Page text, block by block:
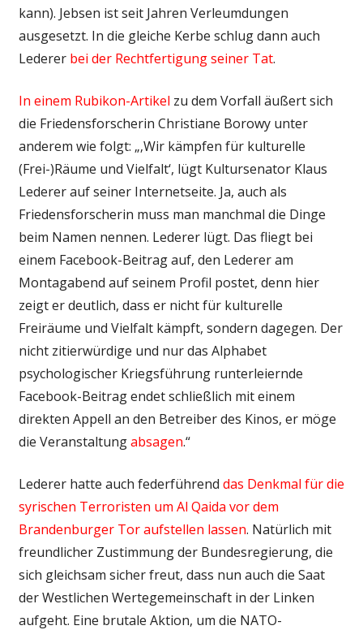
kann). Jebsen ist seit Jahren Verleumdungen
ausgesetzt. In die gleiche Kerbe schlug dann auch
Lederer bei der Rechtfertigung seiner Tat.
In einem Rubikon-Artikel zu dem Vorfall äußert sich
die Friedensforscherin Christiane Borowy unter
anderem wie folgt: „‚Wir kämpfen für kulturelle
(Frei-)Räume und Vielfalt‘, lügt Kultursenator Klaus
Lederer auf seiner Internetseite. Ja, auch als
Friedensforscherin muss man manchmal die Dinge
beim Namen nennen. Lederer lügt. Das fliegt bei
einem Facebook-Beitrag auf, den Lederer am
Montagabend auf seinem Profil postet, denn hier
zeigt er deutlich, dass er nicht für kulturelle
Freiräume und Vielfalt kämpft, sondern dagegen. Der
nicht zitierwürdige und nur das Alphabet
psychologischer Kriegsführung runterleiernde
Facebook-Beitrag endet schließlich mit einem
direkten Appell an den Betreiber des Kinos, er möge
die Veranstaltungabsagen.“
Lederer hatte auch federführend das Denkmal für die
syrischen Terroristen um Al Qaida vor dem
Brandenburger Tor aufstellen lassen. Natürlich mit
freundlicher Zustimmung der Bundesregierung, die
sich gleichsam sicher freut, dass nun auch die Saat
der Westlichen Wertegemeinschaft in der Linken
aufgeht. Eine brutale Aktion, um die NATO-